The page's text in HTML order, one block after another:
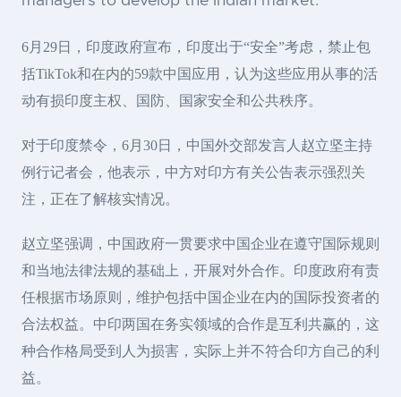
6月29日，印度政府宣布，印度出于“安全”考虑，禁止包
括TikTok和在内的59款中国应用，认为这些应用从事的活
动有损印度主权、国防、国家安全和公共秩序。
对于印度禁令，6月30日，中国外交部发言人赵立坚主持
例行记者会，他表示，中方对印方有关公告表示强烈关
注，正在了解核实情况。
赵立坚强调，中国政府一贯要求中国企业在遵守国际规则
和当地法律法规的基础上，开展对外合作。印度政府有责
任根据市场原则，维护包括中国企业在内的国际投资者的
合法权益。中印两国在务实领域的合作是互利共赢的，这
种合作格局受到人为损害，实际上并不符合印方自己的利
益。